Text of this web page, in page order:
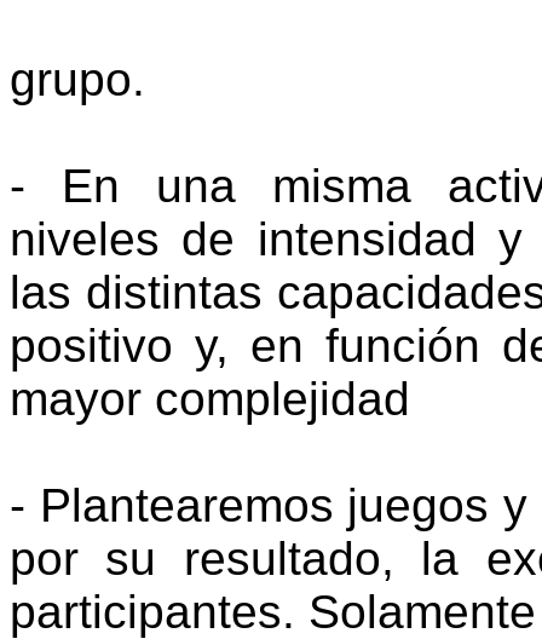
grupo.
- En una misma
niveles de intensidad
las distintas
positivo y, en función
mayor complejidad
- Plantearemos juegos
por su resultado, la
participantes.